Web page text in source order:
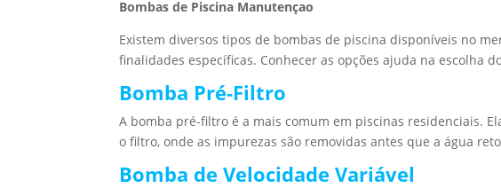
Bombas de Piscina Manutençao
Existem diversos tipos de bombas de piscina disponíveis no
finalidades específicas. Conhecer as opções ajuda na escolha
Bomba Pré-Filtro
A bomba pré-filtro é a mais comum em piscinas residenciais.
o filtro, onde as impurezas são removidas antes que a água
Bomba de Velocidade Variável